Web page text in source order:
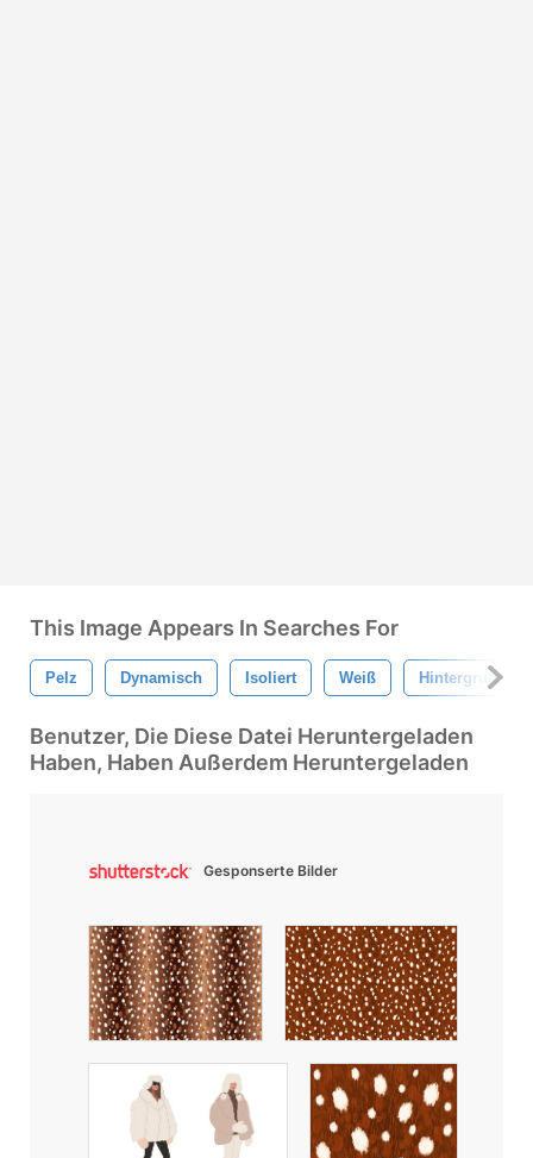
This Image Appears In Searches For
Pelz Dynamisch Isoliert Weiß Hintergrund
Benutzer, Die Diese Datei Heruntergeladen
Haben, Haben Außerdem Heruntergeladen
Gesponserte Bilder